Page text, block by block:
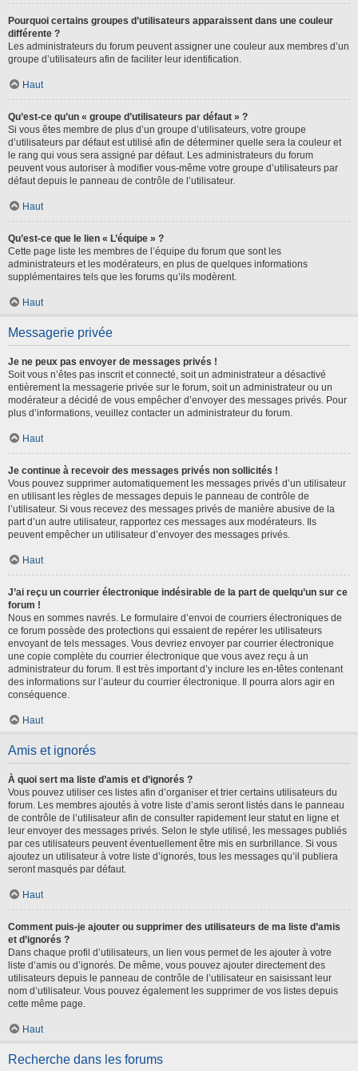
Pourquoi certains groupes d’utilisateurs apparaissent dans une couleur
différente ?
Les administrateurs du forum peuvent assigner une couleur aux membres d’un
groupe d’utilisateurs afin de faciliter leur identification.
Haut
Qu’est-ce qu’un « groupe d’utilisateurs par défaut » ?
Si vous êtes membre de plus d’un groupe d’utilisateurs, votre groupe
d’utilisateurs par défaut est utilisé afin de déterminer quelle sera la couleur et
le rang qui vous sera assigné par défaut. Les administrateurs du forum
peuvent vous autoriser à modifier vous-même votre groupe d’utilisateurs par
défaut depuis le panneau de contrôle de l’utilisateur.
Haut
Qu’est-ce que le lien « L’équipe » ?
Cette page liste les membres de l’équipe du forum que sont les
administrateurs et les modérateurs, en plus de quelques informations
supplémentaires tels que les forums qu’ils modèrent.
Haut
Messagerie privée
Je ne peux pas envoyer de messages privés !
Soit vous n’êtes pas inscrit et connecté, soit un administrateur a désactivé
entièrement la messagerie privée sur le forum, soit un administrateur ou un
modérateur a décidé de vous empêcher d’envoyer des messages privés. Pour
plus d’informations, veuillez contacter un administrateur du forum.
Haut
Je continue à recevoir des messages privés non sollicités !
Vous pouvez supprimer automatiquement les messages privés d’un utilisateur
en utilisant les règles de messages depuis le panneau de contrôle de
l’utilisateur. Si vous recevez des messages privés de manière abusive de la
part d’un autre utilisateur, rapportez ces messages aux modérateurs. Ils
peuvent empêcher un utilisateur d’envoyer des messages privés.
Haut
J’ai reçu un courrier électronique indésirable de la part de quelqu’un sur ce
forum !
Nous en sommes navrés. Le formulaire d’envoi de courriers électroniques de
ce forum possède des protections qui essaient de repérer les utilisateurs
envoyant de tels messages. Vous devriez envoyer par courrier électronique
une copie complète du courrier électronique que vous avez reçu à un
administrateur du forum. Il est très important d’y inclure les en-têtes contenant
des informations sur l’auteur du courrier électronique. Il pourra alors agir en
conséquence.
Haut
Amis et ignorés
À quoi sert ma liste d’amis et d’ignorés ?
Vous pouvez utiliser ces listes afin d’organiser et trier certains utilisateurs du
forum. Les membres ajoutés à votre liste d’amis seront listés dans le panneau
de contrôle de l’utilisateur afin de consulter rapidement leur statut en ligne et
leur envoyer des messages privés. Selon le style utilisé, les messages publiés
par ces utilisateurs peuvent éventuellement être mis en surbrillance. Si vous
ajoutez un utilisateur à votre liste d’ignorés, tous les messages qu’il publiera
seront masqués par défaut.
Haut
Comment puis-je ajouter ou supprimer des utilisateurs de ma liste d’amis
et d’ignorés ?
Dans chaque profil d’utilisateurs, un lien vous permet de les ajouter à votre
liste d’amis ou d’ignorés. De même, vous pouvez ajouter directement des
utilisateurs depuis le panneau de contrôle de l’utilisateur en saisissant leur
nom d’utilisateur. Vous pouvez également les supprimer de vos listes depuis
cette même page.
Haut
Recherche dans les forums